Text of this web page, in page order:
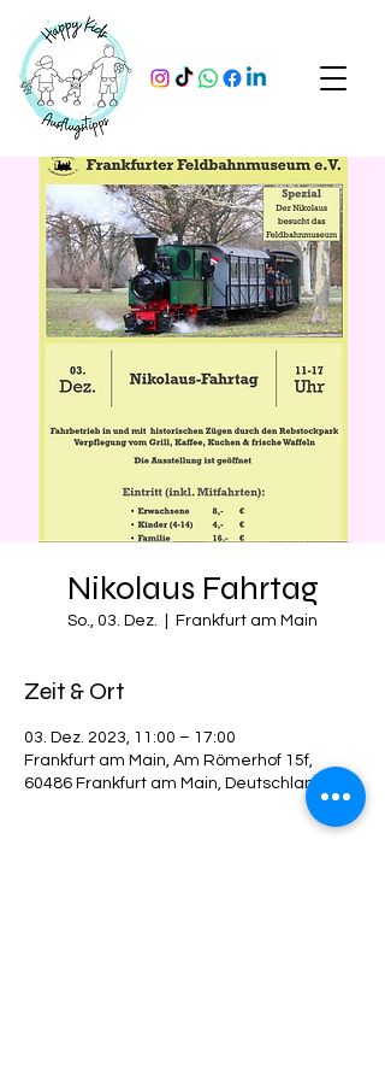
Nikolaus Fahrtag
So., 03. Dez. Frankfurt am Main
Zeit & Ort
03. Dez. 2023, 11:00 – 17:00
Frankfurt am Main, Am Römerhof 15f,
60486 Frankfurt am Main, Deutschland